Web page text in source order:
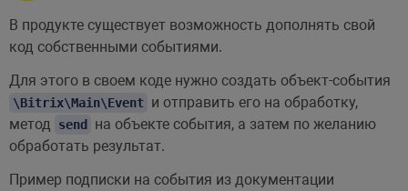
В продукте существует возможность дополнять свой
код собственными событиями.
Для этого в своем коде нужно создать объект-события
\Bitrix\Main\Event и отправить его на обработку,
метод
send на объекте события, а затем по желанию
обработать результат.
Пример подписки на события из документации